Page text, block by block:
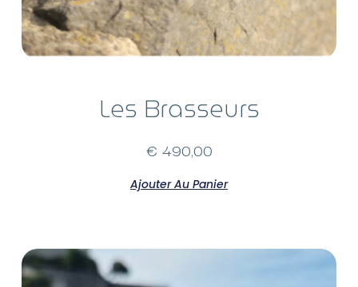
Les Brasseurs
€ 490,00
Ajouter Au Panier